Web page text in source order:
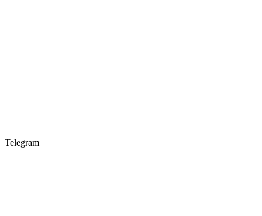
Telegram